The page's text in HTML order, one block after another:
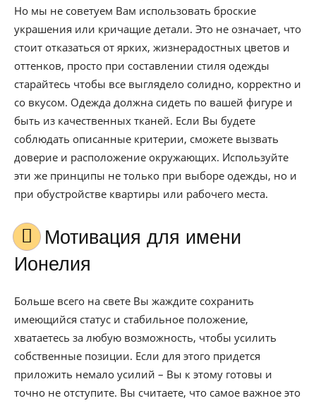
Но мы не советуем Вам использовать броские
украшения или кричащие детали. Это не означает, что
стоит отказаться от ярких, жизнерадостных цветов и
оттенков, просто при составлении стиля одежды
старайтесь чтобы все выглядело солидно, корректно и
со вкусом. Одежда должна сидеть по вашей фигуре и
быть из качественных тканей. Если Вы будете
соблюдать описанные критерии, сможете вызвать
доверие и расположение окружающих. Используйте
эти же принципы не только при выборе одежды, но и
при обустройстве квартиры или рабочего места.
Мотивация для имени
Ионелия
Больше всего на свете Вы жаждите сохранить
имеющийся статус и стабильное положение,
хватаетесь за любую возможность, чтобы усилить
собственные позиции. Если для этого придется
приложить немало усилий – Вы к этому готовы и
точно не отступите. Вы считаете, что самое важное это